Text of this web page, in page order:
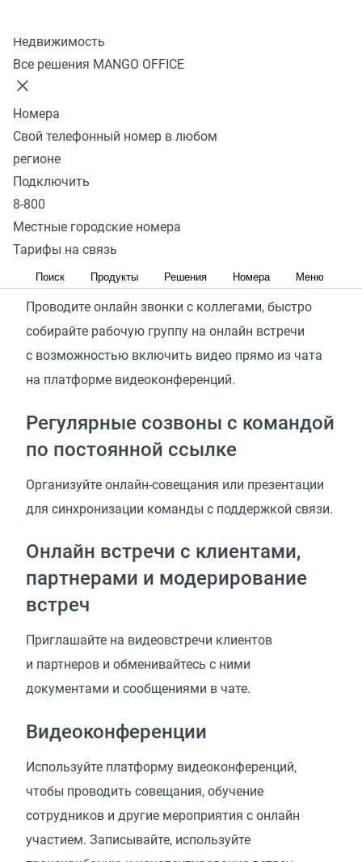
Недвижимость
Все решения MANGO OFFICE
Номера
Свой телефонный номер в любом
регионе
Подключить
8-800
Местные городские номера
Тарифы на связь
Поиск Продукты Решения Номера Меню
Оставить заявку Тарифы
Будь всегда на связи с
коллегами и партнерами
Персональные и групповые
встречи без ограничений
по времени
Проводите онлайн звонки с коллегами, быстро
собирайте рабочую группу на онлайн встречи
с возможностью включить видео прямо из чата
на платформе видеоконференций.
Регулярные созвоны с командой
по постоянной ссылке
Организуйте онлайн-совещания или презентации
для синхронизации команды с поддержкой связи.
Онлайн встречи с клиентами,
партнерами и модерирование
встреч
Приглашайте на видеовстречи клиентов
и партнеров и обменивайтесь с ними
документами и сообщениями в чате.
Видеоконференции
Используйте платформу видеоконференций,
чтобы проводить совещания, обучение
сотрудников и другие мероприятия с онлайн
участием. Записывайте, используйте